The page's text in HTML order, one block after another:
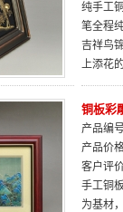
纯手工
笔全程
吉祥鸟
上添花
铜板彩
产品编
产品价
客户评
手工铜
为基材